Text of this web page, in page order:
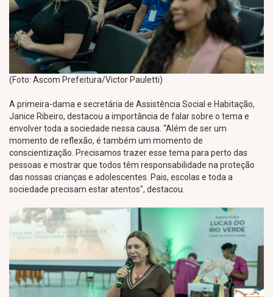
(Foto: Ascom Prefeitura/Victor Pauletti)
A primeira-dama e secretária de Assistência Social e Habitação,
Janice Ribeiro, destacou a importância de falar sobre o tema e
envolver toda a sociedade nessa causa. “Além de ser um
momento de reflexão, é também um momento de
conscientização. Precisamos trazer esse tema para perto das
pessoas e mostrar que todos têm responsabilidade na proteção
das nossas crianças e adolescentes. Pais, escolas e toda a
sociedade precisam estar atentos", destacou.